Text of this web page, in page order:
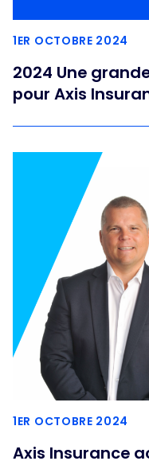
1ER OCTOBRE 2024
2024 Une
pour Axis
1ER OCTOBRE 2024
Axis Insurance